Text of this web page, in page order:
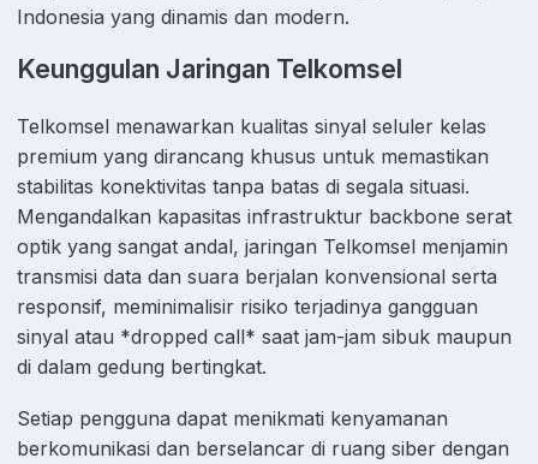
Indonesia yang dinamis dan modern.
Keunggulan Jaringan Telkomsel
Telkomsel menawarkan kualitas sinyal seluler kelas
premium yang dirancang khusus untuk memastikan
stabilitas konektivitas tanpa batas di segala situasi.
Mengandalkan kapasitas infrastruktur backbone serat
optik yang sangat andal, jaringan Telkomsel menjamin
transmisi data dan suara berjalan konvensional serta
responsif, meminimalisir risiko terjadinya gangguan
sinyal atau *dropped call* saat jam-jam sibuk maupun
di dalam gedung bertingkat.
Setiap pengguna dapat menikmati kenyamanan
berkomunikasi dan berselancar di ruang siber dengan